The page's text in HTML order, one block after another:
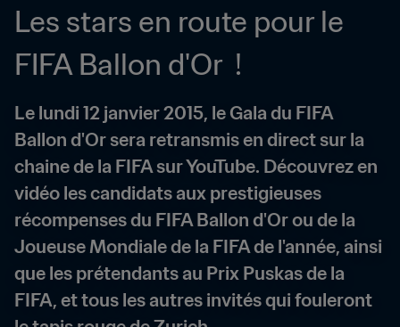
Les stars en route pour le
FIFA Ballon d'Or  !
Le lundi 12 janvier 2015, le Gala du FIFA
Ballon d'Or sera retransmis en direct sur la
chaine de la FIFA sur YouTube. Découvrez en
vidéo les candidats aux prestigieuses
récompenses du FIFA Ballon d'Or ou de la
Joueuse Mondiale de la FIFA de l'année, ainsi
que les prétendants au Prix Puskas de la
FIFA, et tous les autres invités qui fouleront